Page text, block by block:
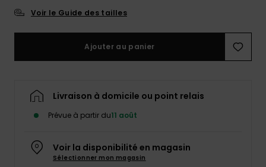
Voir le Guide des tailles
Ajouter au panier
Livraison à domicile ou point relais
Prévue à partir du11 août
Voir la disponibilité en magasin
Sélectionner mon magasin